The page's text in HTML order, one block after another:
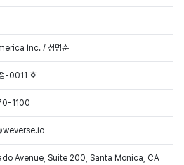
Inc. / 성명순
-0011 호
1100
Avenue, Suite 200, Santa Monica, CA